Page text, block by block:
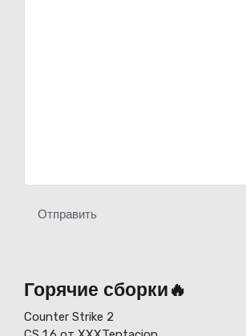
Отправить
Горячие сборки🔥
Counter Strike 2